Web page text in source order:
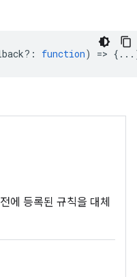
: function) =>
에 등록된 규칙을 대체